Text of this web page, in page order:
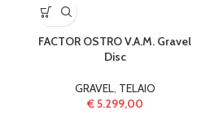
FACTOR OSTRO V.A.M. Gravel
Disc
GRAVEL, TELAIO
€5.299,00